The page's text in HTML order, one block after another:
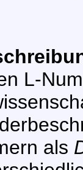
L-
als